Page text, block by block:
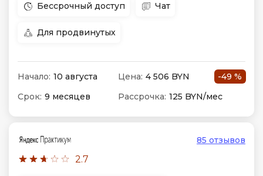
Бессрочный доступ Чат
Для продвинутых
Начало: 10 августа Цена: 4 506 BYN
-49 %
Срок: 9 месяцев Рассрочка: 125 BYN/мес
2.7
85 отзывов